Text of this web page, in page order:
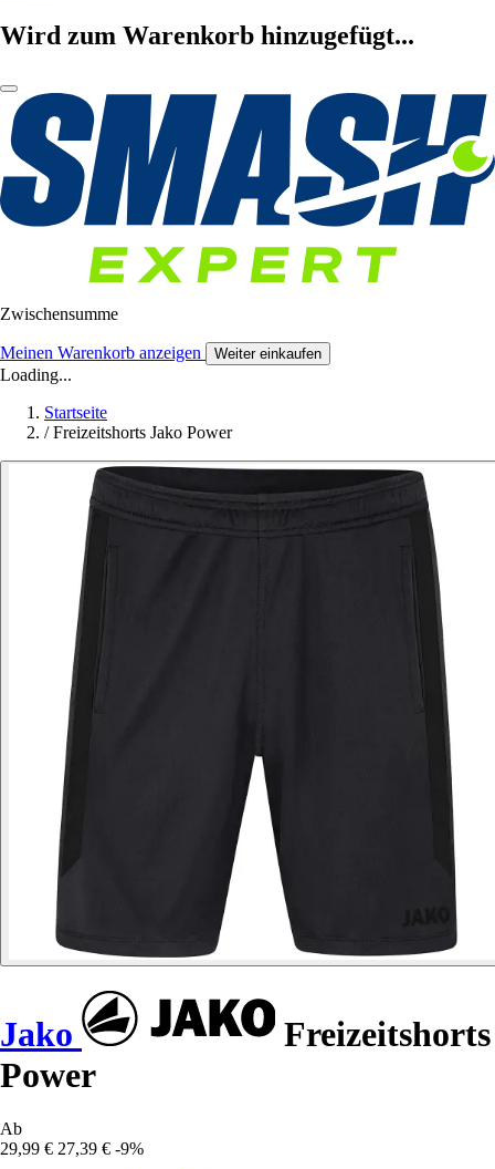
Wird zum Warenkorb hinzugefügt...
Zwischensumme
Meinen Warenkorb anzeigen Weiter einkaufen
Loading...
Startseite
/ Freizeitshorts Jako Power
Jako
Freizeitshorts
Power
Ab
29,99 € 27,39 € -9%